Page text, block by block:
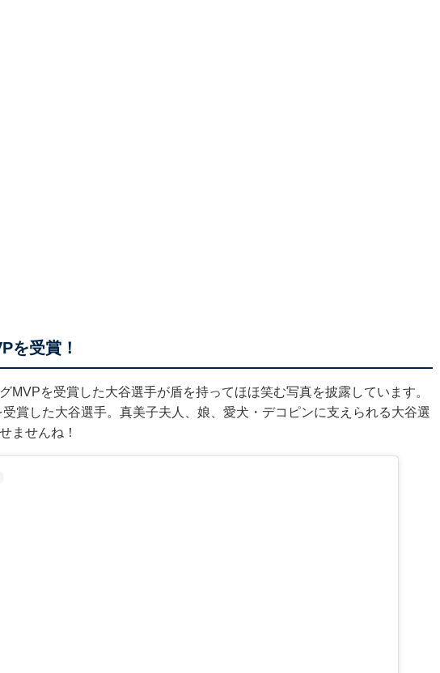
を受賞！
MVPを受賞した大谷選手が盾を持ってほほ笑む写真を披露しています。
賞した大谷選手。真美子夫人、娘、愛犬・デコピンに支えられる大谷選
ませんね！